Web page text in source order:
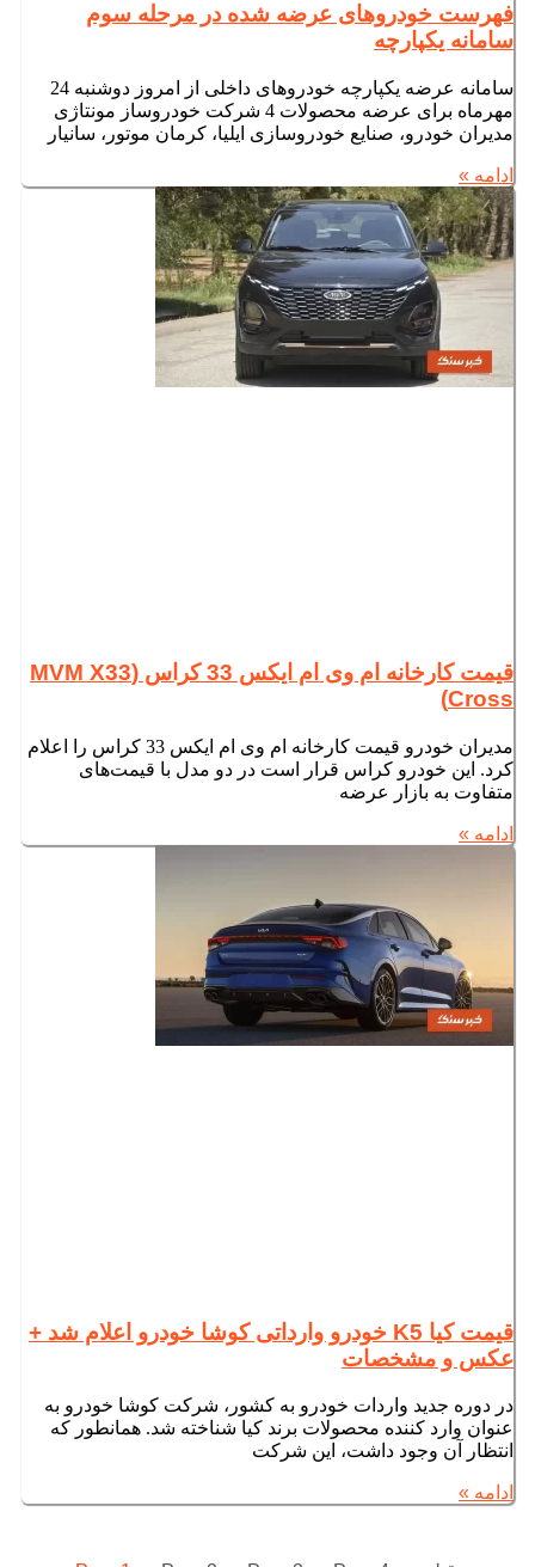
فهرست خودروهای عرضه شده در مرحله سوم
سامانه یکپارچه
سامانه عرضه یکپارچه خودروهای داخلی از امروز دوشنبه 24
مهرماه برای عرضه محصولات 4 شرکت خودروساز مونتاژی
مدیران خودرو، صنایع خودروسازی ایلیا، کرمان موتور، سانیار
ادامه »
قیمت کارخانه ام وی ام ایکس 33 کراس (MVM X33
Cross)
مدیران خودرو قیمت کارخانه ام وی ام ایکس 33 کراس را اعلام
کرد. این خودرو کراس قرار است در دو مدل با قیمت‌های
متفاوت به بازار عرضه
ادامه »
قیمت کیا K5 خودرو وارداتی کوشا خودرو اعلام شد +
عکس و مشخصات
در دوره جدید واردات خودرو به کشور، شرکت کوشا خودرو به
عنوان وارد کننده محصولات برند کیا شناخته شد. همانطور که
انتظار آن وجود داشت، این شرکت
ادامه »